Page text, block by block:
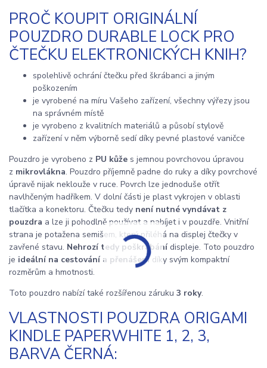
PROČ KOUPIT ORIGINÁLNÍ
POUZDRO DURABLE LOCK PRO
ČTEČKU ELEKTRONICKÝCH KNIH?
spolehlivě ochrání čtečku před škrábanci a jiným
poškozením
je vyrobené na míru Vašeho zařízení, všechny výřezy jsou
na správném místě
je vyrobeno z kvalitních materiálů a působí stylově
zařízení v něm výborně sedí díky pevné plastové vaničce
Pouzdro je vyrobeno z PU kůže s jemnou povrchovou úpravou
z mikrovlákna. Pouzdro příjemně padne do ruky a díky povrchové
úpravě nijak neklouže v ruce. Povrch lze jednoduše otřít
navlhčeným hadříkem. V dolní části je plast vykrojen v oblasti
tlačítka a konektoru. Čtečku tedy není nutné vyndávat z
pouzdra a lze ji pohodlně používat a nabíjet i v pouzdře. Vnitřní
strana je potažena semišem, který přiléhá na displej čtečky v
zavřené stavu. Nehrozí tedy poškrábánídispleje. Toto pouzdro
je ideální na cestování a přenášenídíky svým kompaktní
rozměrům a hmotnosti.
Toto pouzdro nabízí také rozšířenou záruku 3 roky.
VLASTNOSTI POUZDRA ORIGAMI
KINDLE PAPERWHITE 1, 2, 3,
BARVA ČERNÁ: